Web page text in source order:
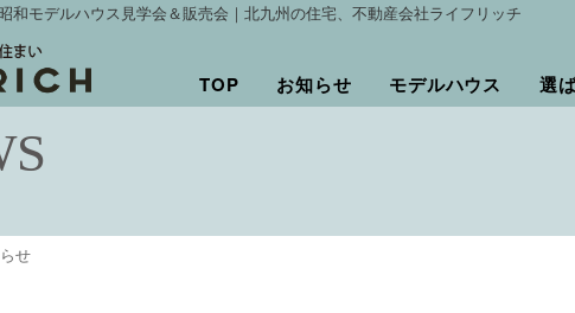
和モデルハウス見学会＆販売会｜北九州の住宅、不動産会社ライフリッチ
TOP お知らせ モデルハウス 選
せ